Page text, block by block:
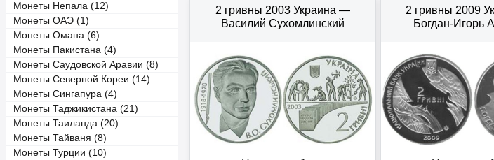
Монеты Непала (12)
Монеты ОАЭ (1)
Монеты Омана (6)
Монеты Пакистана (4)
Монеты Саудовской Аравии (8)
Монеты Северной Кореи (14)
Монеты Сингапура (4)
Монеты Таджикистана (21)
Монеты Таиланда (20)
Монеты Тайваня (8)
Монеты Турции (10)
2 гривны 2003 Украина —
Василий Сухомлинский
2 гривны 2009
Богдан-Игорь